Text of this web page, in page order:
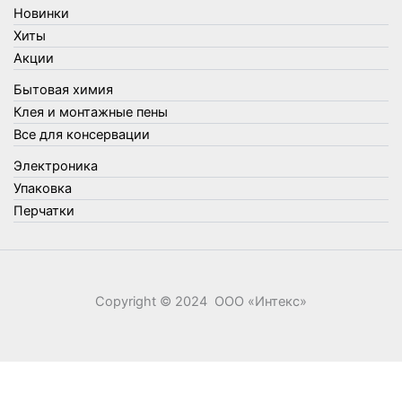
Упаковка
Утеплители и прочее
Фонари, лампы и удлинители
Хозяйственные товары
Швабры, стекломои, черенки и насадки
Шнуры, веревки и шпагаты
Электроника
Элементы питания
Новинки
Хиты
Акции
Бытовая химия
Клея и монтажные пены
Все для консервации
Электроника
Упаковка
Перчатки
Copyright © 2024 ООО «‎Интекс»‎